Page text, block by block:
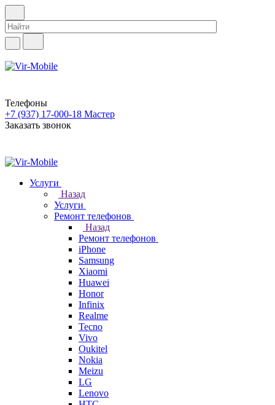
Телефоны
+7 (937) 17-000-18 Мастер
Заказать звонок
Услуги
Назад
Услуги
Ремонт телефонов
Назад
Ремонт телефонов
iPhone
Samsung
Xiaomi
Huawei
Honor
Infinix
Realme
Tecno
Vivo
Oukitel
Nokia
Meizu
LG
Lenovo